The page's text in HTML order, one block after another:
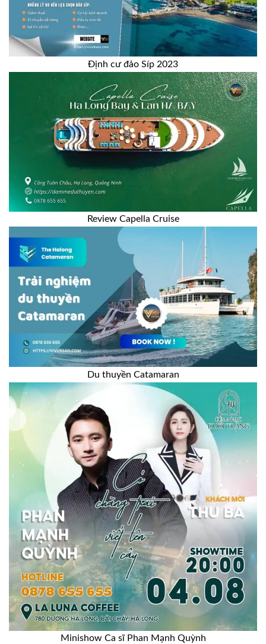
Định cư đảo Síp 2023
Review Capella Cruise
Du thuyền Catamaran
Minishow Ca sĩ Phan Mạnh Quỳnh